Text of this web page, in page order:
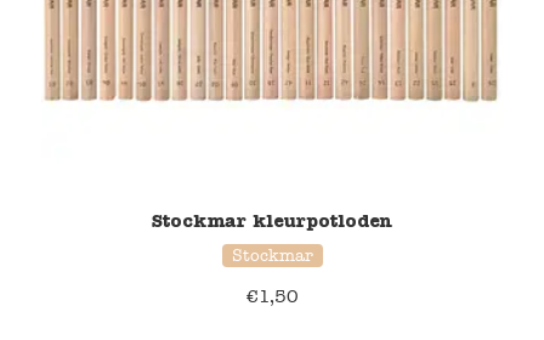
Stockmar kleurpotloden
Stockmar
€1,50